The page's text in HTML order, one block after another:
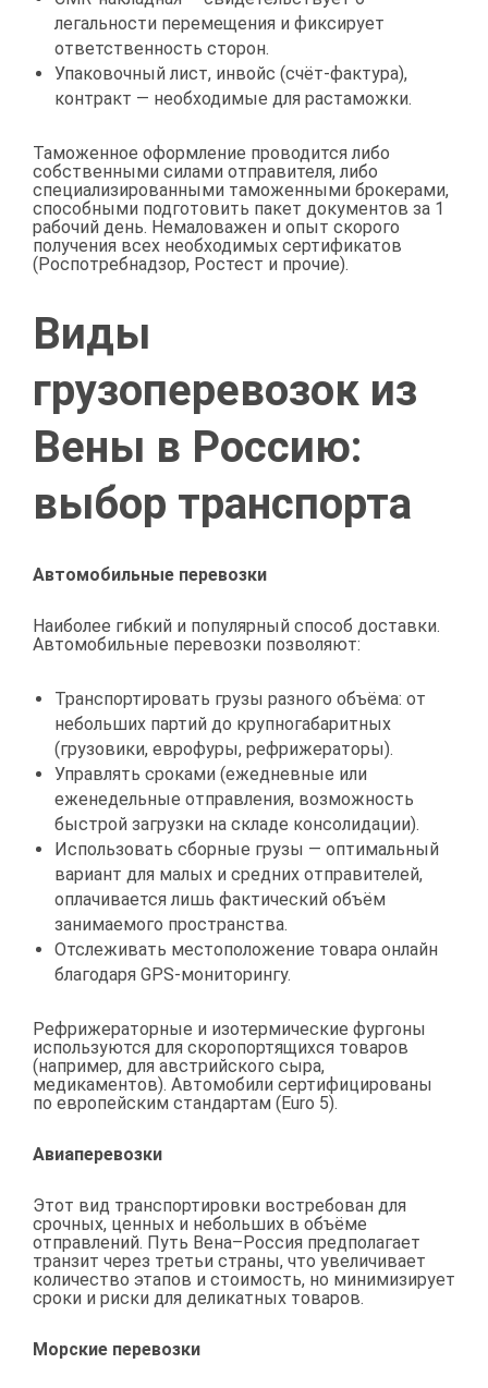
легальности перемещения и фиксирует
ответственность сторон.
Упаковочный лист, инвойс (счёт-фактура),
контракт — необходимые для растаможки.
Таможенное оформление проводится либо
собственными силами отправителя, либо
специализированными таможенными брокерами,
способными подготовить пакет документов за 1
рабочий день. Немаловажен и опыт скорого
получения всех необходимых сертификатов
(Роспотребнадзор, Ростест и прочие).
Виды
грузоперевозок из
Вены в Россию:
выбор транспорта
Автомобильные перевозки
Наиболее гибкий и популярный способ доставки.
Автомобильные перевозки позволяют:
Транспортировать грузы разного объёма: от
небольших партий до крупногабаритных
(грузовики, еврофуры, рефрижераторы).
Управлять сроками (ежедневные или
еженедельные отправления, возможность
быстрой загрузки на складе консолидации).
Использовать сборные грузы — оптимальный
вариант для малых и средних отправителей,
оплачивается лишь фактический объём
занимаемого пространства.
Отслеживать местоположение товара онлайн
благодаря GPS-мониторингу.
Рефрижераторные и изотермические фургоны
используются для скоропортящихся товаров
(например, для австрийского сыра,
медикаментов). Автомобили сертифицированы
по европейским стандартам (Euro 5).
Авиаперевозки
Этот вид транспортировки востребован для
срочных, ценных и небольших в объёме
отправлений. Путь Вена–Россия предполагает
транзит через третьи страны, что увеличивает
количество этапов и стоимость, но минимизирует
сроки и риски для деликатных товаров.
Морские перевозки